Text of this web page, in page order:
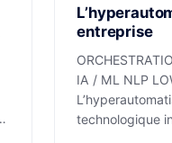
PROJETS
entreprise
IA / ML NLP
technologique